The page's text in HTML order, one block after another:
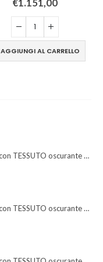
€1.151,00
AGGIUNGI AL CARRELLO
TAPPARELLA SOFT VELUX con TESSUTO oscurante solare
TAPPARELLA SOFT VELUX con TESSUTO oscurante solare